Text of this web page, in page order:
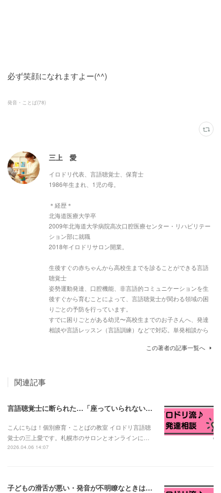
必ず笑顔になれますよー(^^)
発音・ことば(78)
三上 愛
イロドリ代表、言語聴覚士、保育士
1986年生まれ、1児の母。
＊経歴＊
北海道医療大学卒
2009年北海道大学病院高次口腔医療センター・リハビリテー
ション部に就職
2018年イロドリサロン開業。
生後すぐの赤ちゃんから高校生までを診ることができる言語
聴覚士
姿勢運動発達、口腔機能、非言語的コミュニケーションを生
後すぐから育むことによって、言語聴覚士が関わる領域の困
りごとの予防を行っています。
すでに困りごとがある幼児〜高校生までのお子さんへ、発達
相談や言語レッスン（言語訓練）などで対応。単発相談から
この著者の記事一覧へ
関連記事
言語聴覚士に断られた…「座っていられない子は言語訓練できない？」と言われたお母さんへ
こんにちは！個別療育・ことばの教室 イロドリ言語聴
覚士の三上愛です。札幌市のサロンとオンラインに…
2026.04.06 14:07
子どもの滑舌が悪い・発音が不明瞭なときは？発音の発達と様子見でいい場合・相談が必要な場合